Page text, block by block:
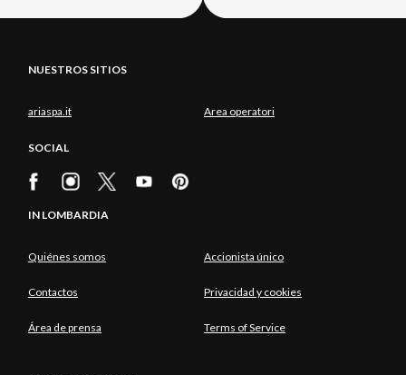
NUESTROS SITIOS
ariaspa.it Area operatori
SOCIAL
IN LOMBARDIA
Quiénes somos Accionista único
Contactos Privacidad y cookies
Área de prensa Terms of Service